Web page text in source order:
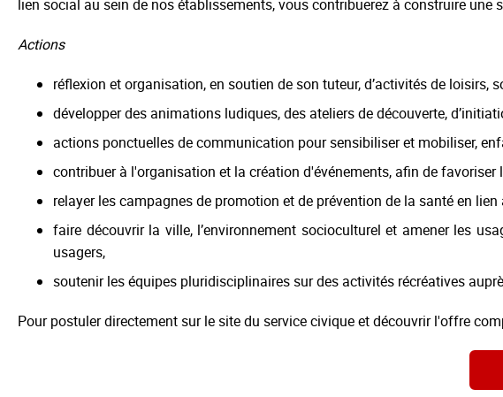
lien social au sein de nos établissements, vous contribuerez à construire une
Actions
réflexion et organisation, en soutien de son tuteur, d’activités de
développer des animations ludiques, des ateliers de découverte,
actions ponctuelles de communication pour sensibiliser et mobiliser,
contribuer à l'organisation et la création d'événements, afin de favoriser
relayer les campagnes de promotion et de prévention de la santé en
faire découvrir la ville, l’environnement socioculturel et amener les
usagers,
soutenir les équipes pluridisciplinaires sur des activités récréatives
Pour postuler directement sur le site du service civique et découvrir l'offre